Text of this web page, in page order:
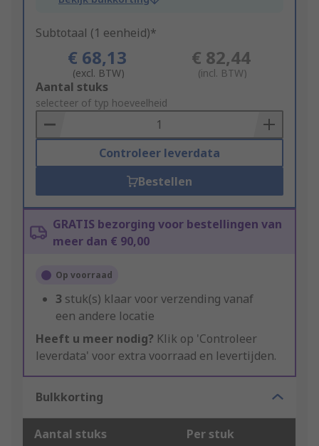
Subtotaal (1 eenheid)*
€ 68,13
(excl. BTW)
€ 82,44
(incl. BTW)
Add
to
Basket
Aantal stuks
selecteer of typ hoeveelheid
Controleer leverdata
Bestellen
GRATIS bezorging voor bestellingen van
meer dan € 90,00
Op voorraad
3 stuk(s) klaar voor verzending vanaf
een andere locatie
Heeft u meer nodig? Klik op 'Controleer
leverdata' voor extra voorraad en levertijden.
Bulkkorting
Aantal stuks Per stuk